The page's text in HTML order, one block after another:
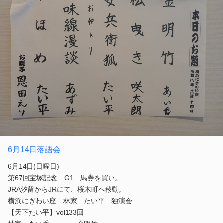
6月14日落語会
6月14日(日曜日)
第67回宝塚記念 G1 馬券を買い。
JRA汐留からJRにて、桜木町へ移動。
横浜にぎわい座 林家 たい平 独演会
【天下たい平】vol133回